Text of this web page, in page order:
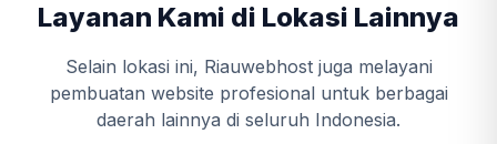
Layanan Kami di Lokasi Lainnya
Selain lokasi ini, Riauwebhost juga melayani
pembuatan website profesional untuk berbagai
daerah lainnya di seluruh Indonesia.